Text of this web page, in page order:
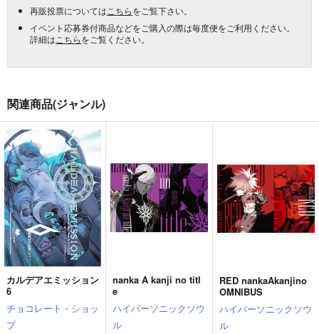
再販投票については こちらをご覧下さい。
イベント応募券付商品などをご購入の際は毎度便をご利用ください。
詳細は こちらをご覧ください。
関連商品(ジャンル)
カルデアエミッション
6
チョコレート・ショッ
プ
nanka A kanji no titl
e
ハイパーソニックソウ
ル
RED nankaAkanjino
OMNIBUS
ハイパーソニックソウ
ル